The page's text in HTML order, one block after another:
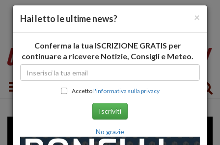
Toggle navigation
×
Hai letto le ultime news?
Conferma la tua ISCRIZIONE GRATIS per
continuare a ricevere Notizie, Consigli e Meteo.
Accettol'informativa sulla privacy
Iscriviti
No grazie